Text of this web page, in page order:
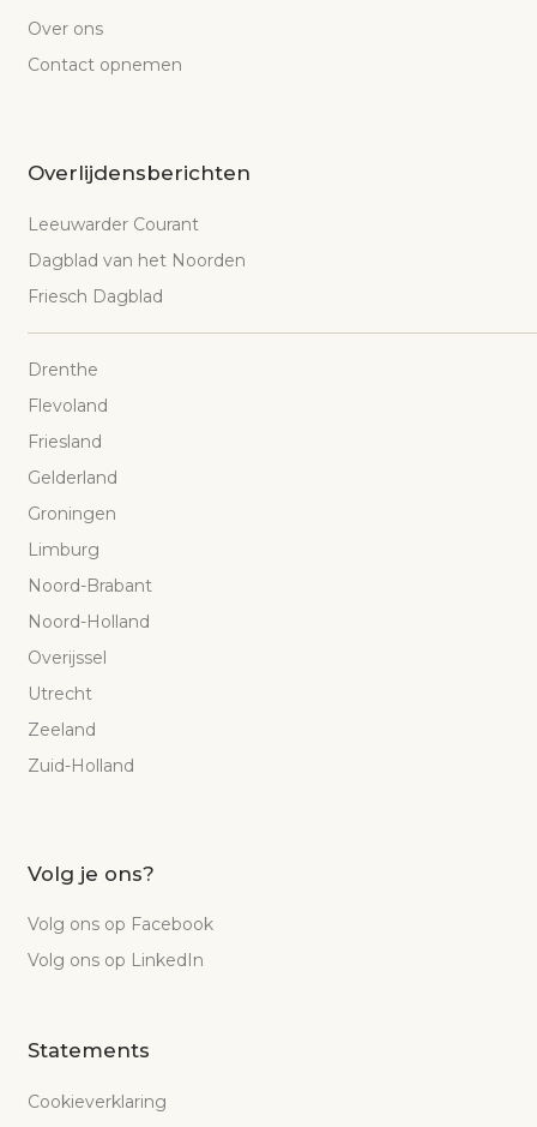
Over ons
Contact opnemen
Overlijdensberichten
Leeuwarder Courant
Dagblad van het Noorden
Friesch Dagblad
Drenthe
Flevoland
Friesland
Gelderland
Groningen
Limburg
Noord-Brabant
Noord-Holland
Overijssel
Utrecht
Zeeland
Zuid-Holland
Volg je ons?
Volg ons op Facebook
Volg ons op LinkedIn
Statements
Cookieverklaring